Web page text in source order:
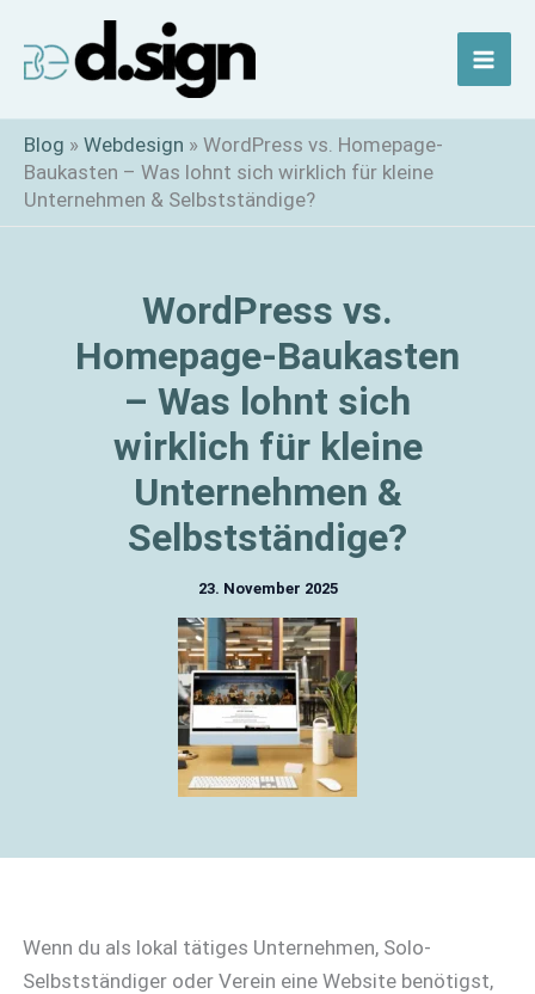
Inhalt
springen
Blog » Webdesign » WordPress vs. Homepage-
Baukasten – Was lohnt sich wirklich für kleine
Unternehmen & Selbstständige?
WordPress vs.
Homepage-Baukasten
– Was lohnt sich
wirklich für kleine
Unternehmen &
Selbstständige?
23. November 2025
Wenn du als lokal tätiges Unternehmen, Solo-
Selbstständiger oder Verein eine Website benötigst,